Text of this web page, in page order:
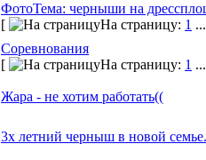
ФотоТема: черныши на
[
На страницу: 1
Cоревнования
[
На страницу: 1
Жара - не хотим работать((
3х летний черныш в новой